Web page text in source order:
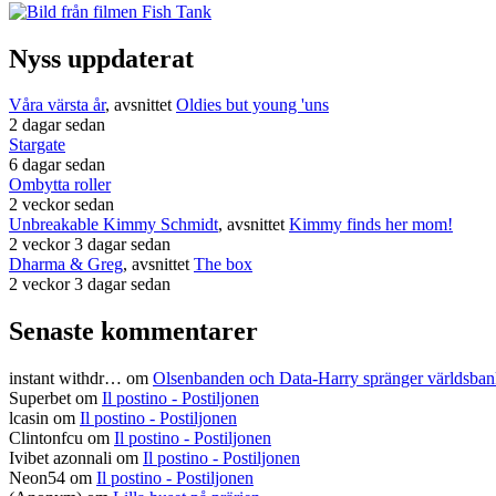
Nyss uppdaterat
Våra värsta år, avsnittetOldies but young 'uns
2 dagar sedan
Stargate
6 dagar sedan
Ombytta roller
2 veckor sedan
Unbreakable Kimmy Schmidt, avsnittetKimmy finds her mom!
2 veckor 3 dagar sedan
Dharma & Greg, avsnittetThe box
2 veckor 3 dagar sedan
Senaste kommentarer
instant withdr… om Olsenbanden och Data-Harry spränger
Superbet om Il postino - Postiljonen
lcasin om Il postino - Postiljonen
Clintonfcu om Il postino - Postiljonen
Ivibet azonnali om Il postino - Postiljonen
Neon54 om Il postino - Postiljonen